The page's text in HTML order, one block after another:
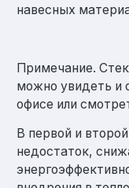
навесных
Примечание.
можно увидеть и
офисе или
В первой и
недостаток,